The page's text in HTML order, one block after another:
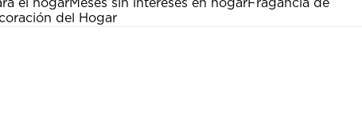
el hogarMeses sin intereses en hogarFragancia de
del Hogar